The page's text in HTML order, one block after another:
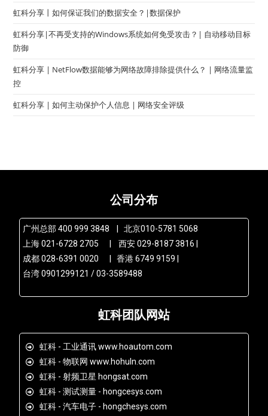
虹科分享丨如何保证我们的数据安全？|数据保护
虹科分享|不再受支持的Windows系统如何免受攻击？| 自动移动目标
防御
虹科分享 | NetFlow数据能够为网络故障排除提供什么？ | 网络流量监
控
虹科分享 | 如何主动保护个人信息 | 网络安全评级
公司分布
广州总部 400 999 3848 | 北京010-5781 5068
上海 021-6728 2705 | 西安 029-8187 3816 |
成都 028-6391 0020 | 香港 6749 9159 |
台湾 0901299121 / 03-3589488
虹科团队网站
虹科 - 工业通讯 www.hoautom.com
虹科 - 物联网 www.hohuln.com
虹科 - 射频卫星 hongsat.com
虹科 - 测试测量 - hongcesys.com
虹科 - 汽车电子 - hongchesys.com